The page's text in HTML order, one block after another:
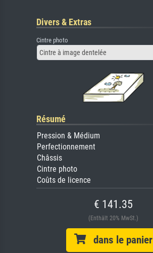
Divers & Extras
Cintre photo
Cintre à image dentelée
Résumé
Pression & Médium
Perfectionnement
Châssis
Cintre photo
Coûts de licence
€ 141.35
(Enthält 20% MwSt.)
dans le panier